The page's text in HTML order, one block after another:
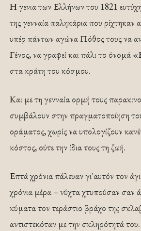
Η γενια των Ελλήνων του 1821
της γενναία παληκάρια που ρίχτηκαν
υπέρ πάντων αγώνα Πόθος τους να
Γένος, να γραφεί και πάλι το όνομά
στα κράτη του κόσμου.
Και με τη γενναία ορμή τους
συμβάλουν στην πραγματοποίηση
οράματος, χωρίς να υπολογίζουν
κόστος, ούτε την ίδια τους τη ζωή.
Επτά χρόνια πάλευαν γι΄αυτόν τον
χρόνια μέρα – νύχτα χτυπούσαν σαν
κύματα τον τεράστιο βράχο της
αντιστεκόταν με την σκληρότητά του.